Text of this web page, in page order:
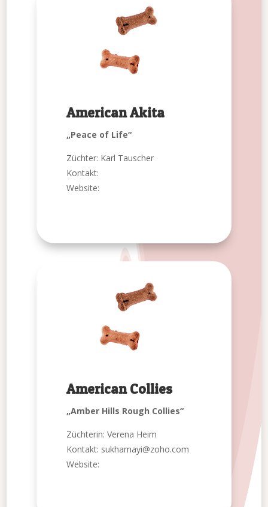
American Akita
„Peace of Life“
Züchter: Karl Tauscher
Kontakt:
Website:
American Collies
„Amber Hills Rough Collies“
Züchterin: Verena Heim
Kontakt: sukhamayi@zoho.com
Website: